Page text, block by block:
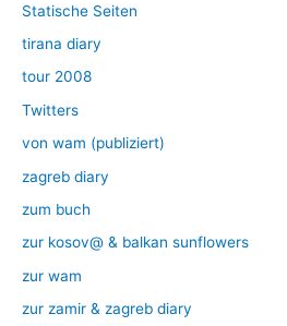
Statische Seiten
tirana diary
tour 2008
Twitters
von wam (publiziert)
zagreb diary
zum buch
zur kosov@ & balkan sunflowers
zur wam
zur zamir & zagreb diary